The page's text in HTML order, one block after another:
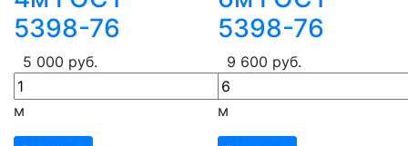
5398-76
5 000 руб.
м
5398-76
9 600 руб.
м